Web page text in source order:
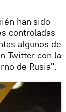
han sido
controladas
algunos de
Twitter con la
de Rusia".